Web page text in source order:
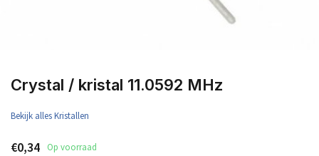
Crystal / kristal 11.0592 MHz
Bekijk alles Kristallen
€0,34 Op voorraad